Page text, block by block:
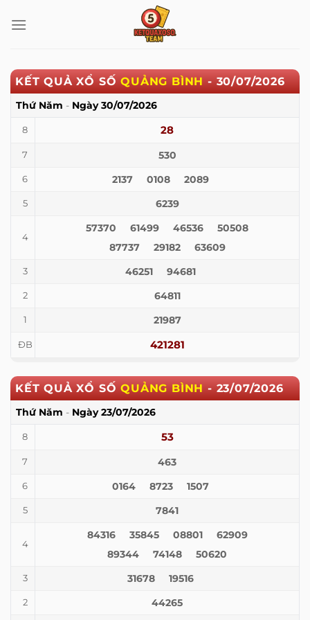
qua
KẾT QUẢ XỔ SỐQUẢNG BÌNH - 30/07/2026
Thứ Năm - Ngày30/07/2026
8 28
7 530
6 2137 0108 2089
5 6239
4
57370 61499 46536
50508
87737
29182 63609
3 46251 94681
2 64811
1 21987
ĐB 421281
KẾT QUẢ XỔ SỐQUẢNG BÌNH - 23/07/2026
Thứ Năm - Ngày23/07/2026
8 53
7 463
6 0164 8723 1507
5 7841
4
84316 35845 08801
62909
89344
74148 50620
3 31678 19516
2 44265